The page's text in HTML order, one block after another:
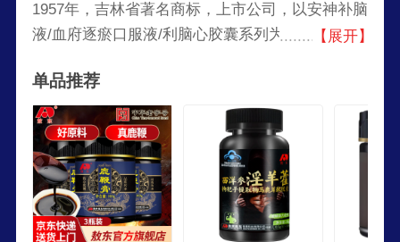
1957年，吉林省著名商标，上市公司，以安神补脑
液/血府逐瘀口服液/利脑心胶囊系列为主推药品，
控股型集团公司。
【展开】
单品推荐